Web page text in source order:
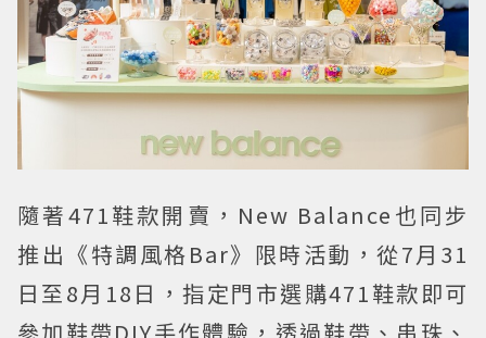
隨著471鞋款開賣，New Balance也同步
推出《特調風格Bar》限時活動，從7月31
日至8月18日，指定門市選購471鞋款即可